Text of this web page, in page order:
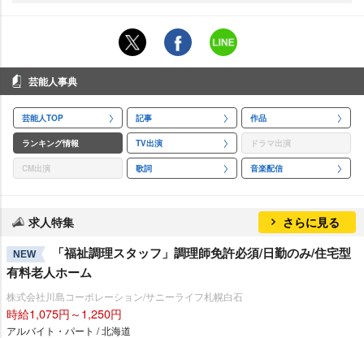
芸能人事典
芸能人TOP 記事 作品
ランキング情報 TV出演 ドラマ出演
CM出演 歌詞 音楽配信
求人特集 さらに見る
NEW
「福祉調理スタッフ」調理師免許必須/日勤のみ/住宅型
有料老人ホーム
株式会社川島コーポレーション/サニーライフ札幌白石
時給1,075円～1,250円
アルバイト・パート / 北海道